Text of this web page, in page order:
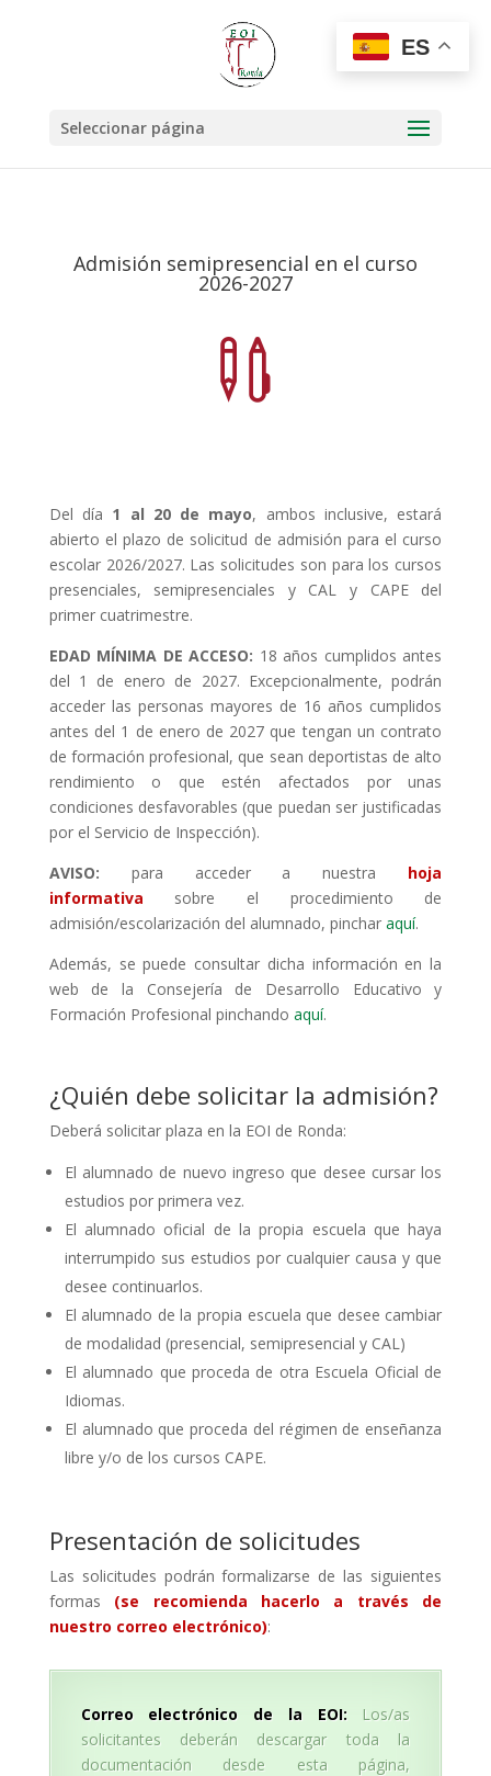
Seleccionar página
Admisión semipresencial en el curso
2026-2027

Del día 1 al 20 de mayo, ambos inclusive, estará
abierto el plazo de solicitud de admisión para el curso
escolar 2026/2027. Las solicitudes son para los cursos
presenciales, semipresenciales y CAL y CAPE del
primer cuatrimestre.
EDAD MÍNIMA DE ACCESO: 18 años cumplidos antes
del 1 de enero de 2027. Excepcionalmente, podrán
acceder las personas mayores de 16 años cumplidos
antes del 1 de enero de 2027 que tengan un contrato
de formación profesional, que sean deportistas de alto
rendimiento o que estén afectados por unas
condiciones desfavorables (que puedan ser justificadas
por el Servicio de Inspección).
AVISO: para acceder a nuestra hoja
informativa sobre el procedimiento de
admisión/escolarización del alumnado, pinchar aquí.
Además, se puede consultar dicha información en la
web de la Consejería de Desarrollo Educativo y
Formación Profesional pinchando aquí.
¿Quién debe solicitar la admisión?
Deberá solicitar plaza en la EOI de Ronda:
El alumnado de nuevo ingreso que desee cursar los
estudios por primera vez.
El alumnado oficial de la propia escuela que haya
interrumpido sus estudios por cualquier causa y que
desee continuarlos.
El alumnado de la propia escuela que desee cambiar
de modalidad (presencial, semipresencial y CAL)
El alumnado que proceda de otra Escuela Oficial de
Idiomas.
El alumnado que proceda del régimen de enseñanza
libre y/o de los cursos CAPE.
Presentación de solicitudes
Las solicitudes podrán formalizarse de las siguientes
formas (se recomienda hacerlo a través de
nuestro correo electrónico):
Correo electrónico de la EOI:Los/as
solicitantes deberán descargar toda la
documentación desde esta página,
ES